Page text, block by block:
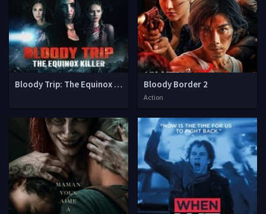
Bloody Trip: The Equinox Killer Bloody Border 2
Action